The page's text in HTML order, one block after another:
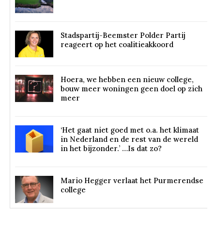
Stadspartij-Beemster Polder Partij
reageert op het coalitieakkoord
Hoera, we hebben een nieuw college,
bouw meer woningen geen doel op zich
meer
‘Het gaat niet goed met o.a. het klimaat
in Nederland en de rest van de wereld
in het bijzonder.’ …Is dat zo?
Mario Hegger verlaat het Purmerendse
college